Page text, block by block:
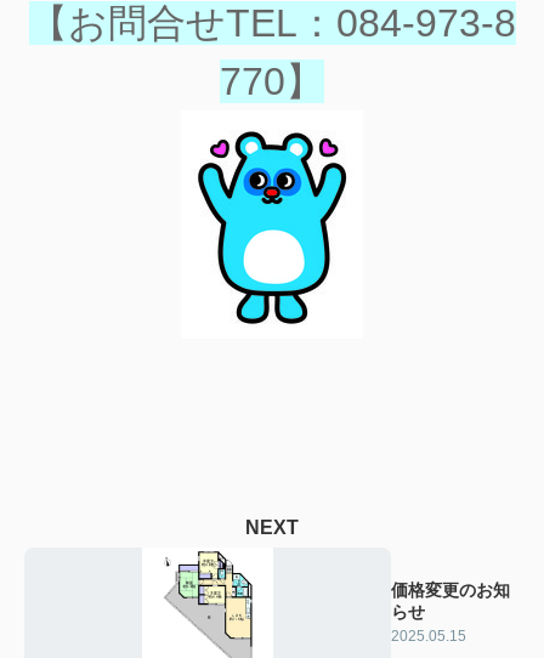
【お問合せTEL：084-973-8
770】
NEXT
価格変更のお知
らせ
2025.05.15